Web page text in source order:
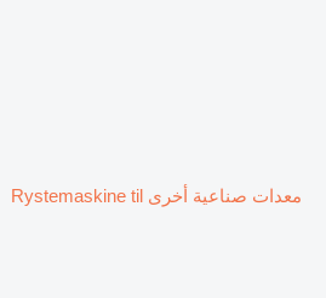
معدات صناعية أخرى Rystemaskine til